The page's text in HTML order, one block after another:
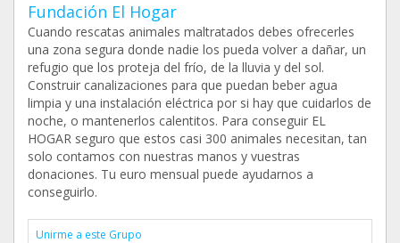
Fundación El Hogar
Cuando rescatas animales maltratados debes ofrecerles
una zona segura donde nadie los pueda volver a dañar, un
refugio que los proteja del frío, de la lluvia y del sol.
Construir canalizaciones para que puedan beber agua
limpia y una instalación eléctrica por si hay que cuidarlos de
noche, o mantenerlos calentitos. Para conseguir EL
HOGAR seguro que estos casi 300 animales necesitan, tan
solo contamos con nuestras manos y vuestras
donaciones. Tu euro mensual puede ayudarnos a
conseguirlo.
Unirme a este Grupo